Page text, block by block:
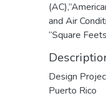
and Air
“Square
Design
Puerto Rico